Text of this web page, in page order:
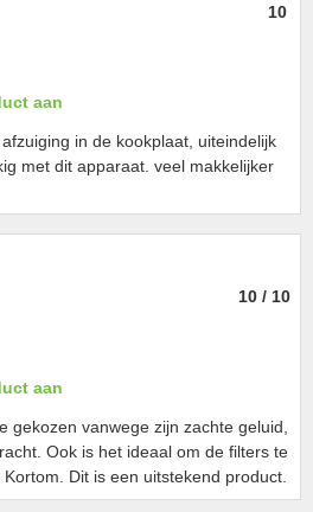
10
aan
in de kookplaat, uiteindelijk
met dit apparaat. veel makkelijker
10 / 10
aan
gekozen vanwege zijn zachte geluid,
Ook is het ideaal om de filters te
Dit is een uitstekend product.